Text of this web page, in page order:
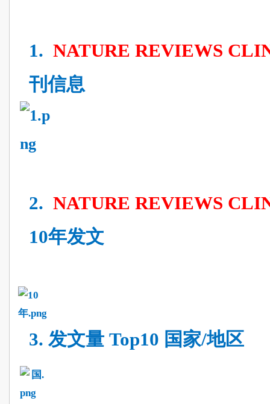
1. NATURE REVIEWS
刊信息
2. NATURE REVIEWS
10年发文
3. 发文量 Top10 国家/地区